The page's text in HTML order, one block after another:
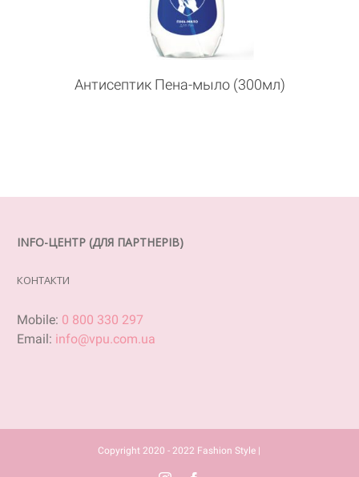
Антисептик Пена-мыло (300мл)
INFO-ЦЕНТР (ДЛЯ ПАРТНЕРІВ)
КОНТАКТИ
Mobile: 0 800 330 297
Email: info@vpu.com.ua
Copyright 2020 - 2022 Fashion Style |